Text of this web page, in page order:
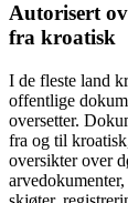
Autorisert
fra kroatisk
I de fleste land
offentlige
oversetter.
fra og til
oversikter over